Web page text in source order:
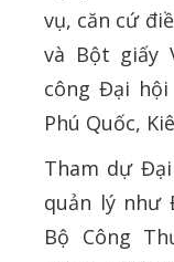
vụ, căn cứ
và Bột giấy
công Đại hội
Phú Quốc,
Tham dự
quản lý như
Bộ Công